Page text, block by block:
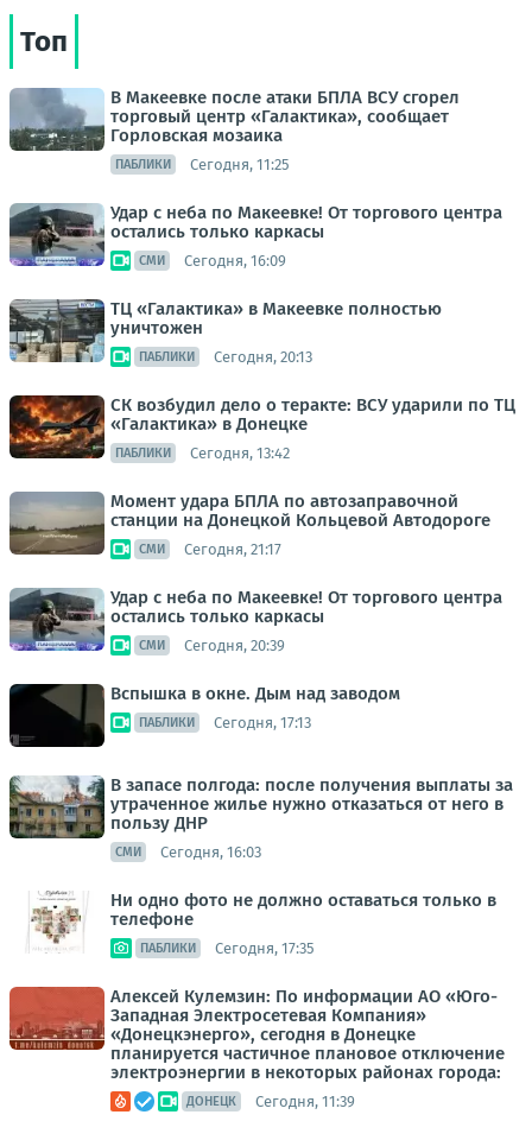
Топ
В Макеевке после атаки БПЛА ВСУ сгорел
торговый центр «Галактика», сообщает
Горловская мозаика
ПАБЛИКИ Сегодня, 11:25
Удар с неба по Макеевке! От торгового центра
остались только каркасы
СМИ Сегодня, 16:09
ТЦ «Галактика» в Макеевке полностью
уничтожен
ПАБЛИКИ Сегодня, 20:13
СК возбудил дело о теракте: ВСУ ударили по ТЦ
«Галактика» в Донецке
ПАБЛИКИ Сегодня, 13:42
Момент удара БПЛА по автозаправочной
станции на Донецкой Кольцевой Автодороге
СМИ Сегодня, 21:17
Удар с неба по Макеевке! От торгового центра
остались только каркасы
СМИ Сегодня, 20:39
Вспышка в окне. Дым над заводом
ПАБЛИКИ Сегодня, 17:13
В запасе полгода: после получения выплаты за
утраченное жилье нужно отказаться от него в
пользу ДНР
СМИ Сегодня, 16:03
Ни одно фото не должно оставаться только в
телефоне
ПАБЛИКИ Сегодня, 17:35
Алексей Кулемзин: По информации АО «Юго-
Западная Электросетевая Компания»
«Донецкэнерго», сегодня в Донецке
планируется частичное плановое отключение
электроэнергии в некоторых районах города:
ДОНЕЦК Сегодня, 11:39